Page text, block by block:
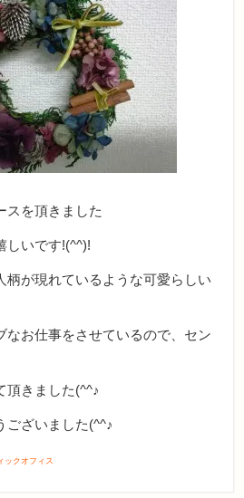
スを頂きました
しいです!(^^)!
柄が現れているような可愛らしい
なお仕事をさせているので、セン
頂きました(^^♪
ございました(^^♪
クオフィス